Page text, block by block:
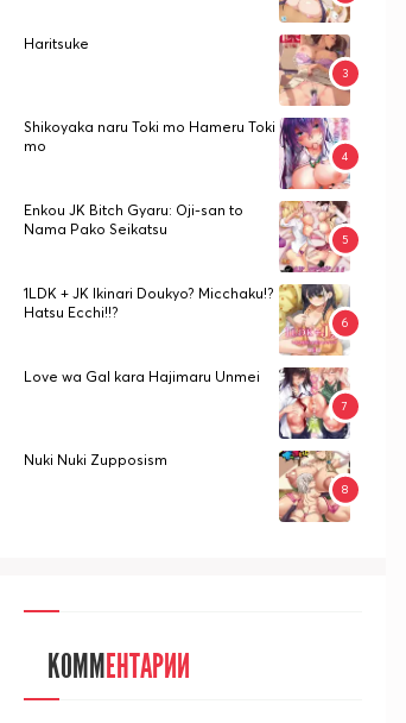
Haritsuke
Shikoyaka naru Toki mo Hameru Toki
mo
Enkou JK Bitch Gyaru: Oji-san to
Nama Pako Seikatsu
1LDK + JK Ikinari Doukyo? Micchaku!?
Hatsu Ecchi!!?
Love wa Gal kara Hajimaru Unmei
Nuki Nuki Zupposism
КОММЕНТАРИИ